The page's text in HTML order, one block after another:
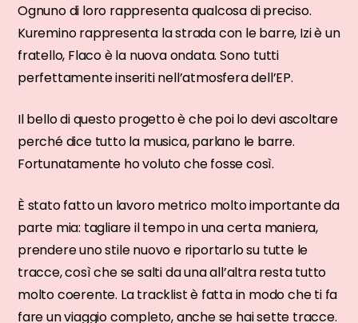
Ognuno di loro rappresenta qualcosa di preciso.
Kuremino rappresenta la strada con le barre, Izi è un
fratello, Flaco è la nuova ondata. Sono tutti
perfettamente inseriti nell’atmosfera dell’EP.
Il bello di questo progetto è che poi lo devi ascoltare
perché dice tutto la musica, parlano le barre.
Fortunatamente ho voluto che fosse così.
È stato fatto un lavoro metrico molto importante da
parte mia: tagliare il tempo in una certa maniera,
prendere uno stile nuovo e riportarlo su tutte le
tracce, così che se salti da una all’altra resta tutto
molto coerente. La tracklist è fatta in modo che ti fa
fare un viaggio completo, anche se hai sette tracce.